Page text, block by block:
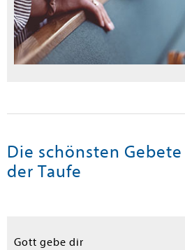
Die schönsten
der Taufe
Gott gebe dir